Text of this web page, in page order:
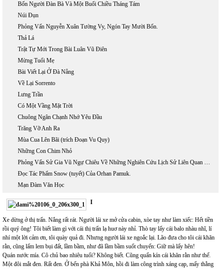
Bốn Người Đàn Bà Và Một Buổi Chiều Tháng Tám
Núi Đụn
Phỏng Vấn Nguyễn Xuân Tường Vy, Ngón Tay Mười Bốn.
Thả Lá
Trật Tự Mới Trong Bài Luân Vũ Điên
Mừng Tuổi Mẹ
Bài Viết Lại Ở Đà Nẵng
Về Lại Sorrento
Lưng Trần
Có Một Vầng Mặt Trời
Chuông Ngân Chạnh Nhớ Yêu Đầu
Trăng Vỡ Anh Ra
Mùa Cua Lên Bãi (trích Đoạn Vu Quy)
Những Con Chim Nhỏ
Phỏng Vấn Sử Gia Vũ Ngự Chiêu Về Những Nghiên Cứu Lịch Sử Liên Quan Đến Hồ Chí Minh
Đọc Tác Phẩm Snow (tuyết) Của Orhan Pamuk.
Mạn Đàm Văn Học
I
Xe dừng ở thị trấn. Nắng rất rát. Người lái xe mở cửa cabin, xòe tay như làm xiếc: Hết tiền
rồi quý ông! Tôi biết làm gì với cái thị trấn lạ huơ này nhỉ. Thò tay lấy cái balo nhàu nhĩ, lí
nhí một lời cảm ơn, tôi quày quả đi. Nhưng người lái xe ngoắc lại. Lão đưa cho tôi cái khăn
rằn, cũng lấm lem bụi đất, lầm bầm, như đã lầm bầm suốt chuyến: Giữ mà lấy hên!
Quán nước mía. Cô chủ bao nhiêu tuổi? Không biết. Cũng quấn kín cái khăn rằn như thế.
Một đôi mắt đen. Rất đen. Ở bến phà Khả Môn, hồi đi làm công trình xáng cạp, mấy thằng